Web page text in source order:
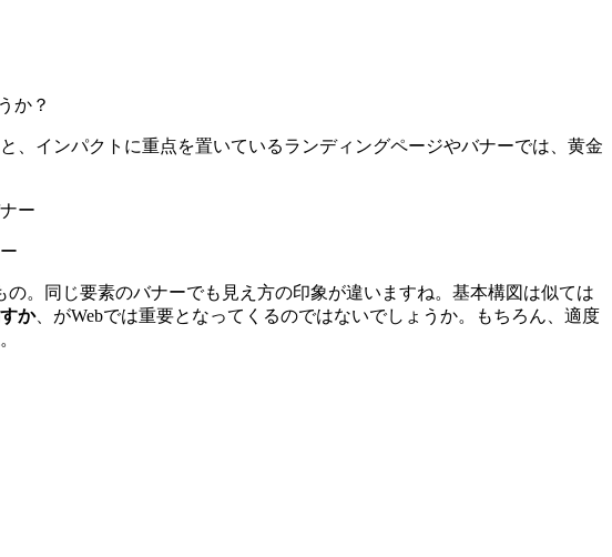
か？
インパクトに重点を置いているランディングページやバナーでは、黄金
ー
。同じ要素のバナーでも見え方の印象が違いますね。基本構図は似ては
か、がWebでは重要となってくるのではないでしょうか。もちろん、適度